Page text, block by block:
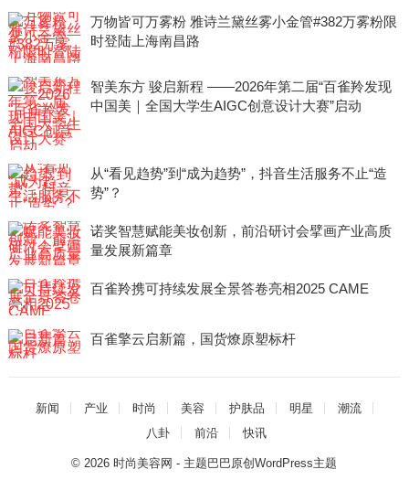
万物皆可万雾粉 雅诗兰黛丝雾小金管#382万雾粉限
时登陆上海南昌路
智美东方 骏启新程 ——2026年第二届“百雀羚发现
中国美｜全国大学生AIGC创意设计大赛”启动
从“看见趋势”到“成为趋势”，抖音生活服务不止“造
势”？
诺奖智慧赋能美妆创新，前沿研讨会擘画产业高质
量发展新篇章
百雀羚携可持续发展全景答卷亮相2025 CAME
百雀擎云启新篇，国货燎原塑标杆
新闻 产业 时尚 美容 护肤品 明星
潮流
八卦
前沿 快讯
© 2026 时尚美容网 - 主题巴巴原创WordPress主题